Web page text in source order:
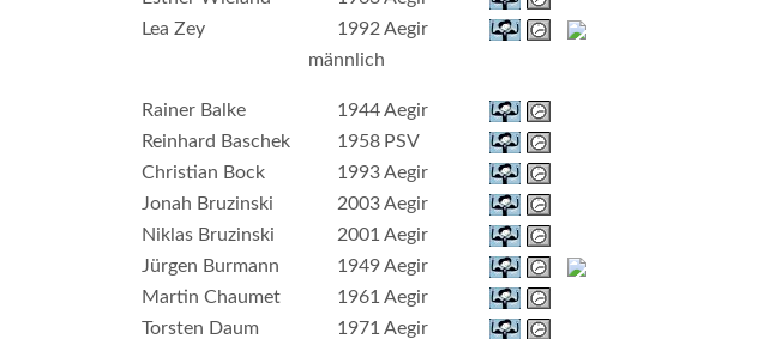
Lea Zey
1992 Aegir
männlich
Rainer Balke 1944 Aegir
Reinhard Baschek
1958 PSV
Christian Bock
1993 Aegir
Jonah Bruzinski
2003 Aegir
Niklas Bruzinski
2001 Aegir
Jürgen Burmann
1949 Aegir
Martin Chaumet
1961 Aegir
Torsten Daum
1971 Aegir